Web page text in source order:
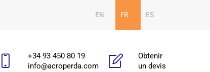
EN FR ES
+34 93 450 80 19
info@acroperda.com
Obtenir
un devis